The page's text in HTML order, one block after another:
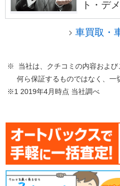
ト・デ
車買取・
※ 当社は、クチコミの内容および
何ら保証するものではなく、一
※1 2019年4月時点 当社調べ